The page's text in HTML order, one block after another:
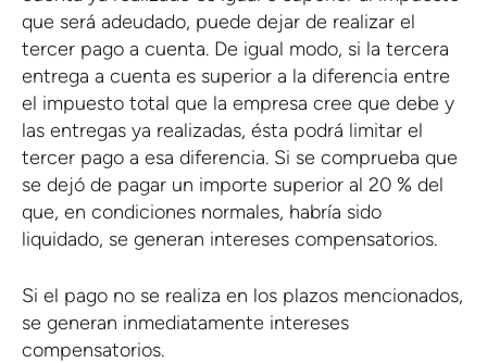
que será adeudado, puede dejar de realizar el
tercer pago a cuenta. De igual modo, si la tercera
entrega a cuenta es superior a la diferencia entre
el impuesto total que la empresa cree que debe y
las entregas ya realizadas, ésta podrá limitar el
tercer pago a esa diferencia. Si se comprueba que
se dejó de pagar un importe superior al 20 % del
que, en condiciones normales, habría sido
liquidado, se generan intereses compensatorios.
Si el pago no se realiza en los plazos mencionados,
se generan inmediatamente intereses
compensatorios.